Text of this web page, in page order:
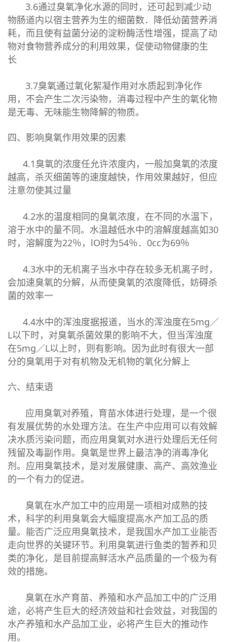
3.6通过臭氧净化水源的同时，还可起到减少动
物肠道内以宿主营养为生的细菌数．降低幼菌营养消
耗，而且使有益菌分泌的淀粉酶活性增强，提高了动
物对食物营养成分的利用效果，促使动物健康的生
长
3.7臭氧通过氧化絮凝作用对水质起到净化作
用，不会产生二次污染物，消毒过程中产生的氧化物
是无毒、无味能生物降解的物质。
四、影响臭氧作用效果的因素
4.1臭氧的浓度任允许浓度内，一般加臭氧的浓度
越高，杀灭细菌等的速度越快，作用效果越好，但应
注意勿使其过量
4.2水的温度相同的臭氧浓度，在不同的水温下，
溶于水中的量不同。水温越低水中的溶解度越高如30
时，溶解度为22％，lO时为54％．0cc为69％
4.3水中的无机离子当水中存在较多无机离子时，
会加速臭氧的分解，从而使臭氧的浓度降低，妨碍杀
菌的效率一
4.4水中的浑浊度据报道，当水的浑浊度在5mg／
L以下时，对臭氧杀菌效果的影响不大，但当浑浊度
在5mg／L以上时，则有影响。因为此时有很大一部
分的臭氧用于对有机物及无机物的氧化分解上
六、结束语
应用臭氧对养殖，育苗水体进行处理，是一个很
有发展优势的水处理方法。在生产中应用可以有效解
决水质污染问题，而应用臭氧对水进行处理后无任何
残留及毒副作用。臭氧是世界上最洁净的消毒净化
剂。应用臭氧技术，是对发展健康、高产、高效渔业
的一个有力的促进。
臭氧在水产加工中的应用是一项相对成熟的技
术，科学的利用臭氧会大幅度提高水产加工品的质
量。能否广泛应用臭氧技术，是我国水产加工业能否
走向世界的关键环节。利用臭氧进行鱼类的暂养和贝
类的净化，是目前提高鲜活水产品质量的一个极为有
效的措施。
臭氧在水产育苗、养殖和水产品加工中的广泛用
途，必将产生巨大的经济效益和社会效益，对我国的
水产养殖和水产品加工业，必将产生巨大的推动作
用。